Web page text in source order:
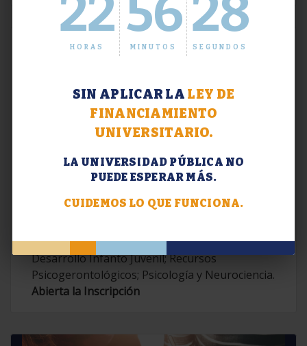
22
HORAS
56
MINUTOS
29
SEGUNDOS
SIN APLICAR LA LEY DE
FINANCIAMIENTO
UNIVERSITARIO.
LA UNIVERSIDAD PÚBLICA NO
PUEDE ESPERAR MÁS.
CUIDEMOS LO QUE FUNCIONA.
Extensión. Diplomaturas 2026.
Contemporáneas; Problemáticas en el
Desarrollo Infanto Juvenil; Recursos
Psicogerontológicos; Psicología y Neurociencia.
Abierta la Inscripción